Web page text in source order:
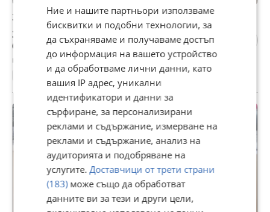
Закачалка за стена от масив
35 €
68,45 лв
гр. Варна, Чаталджа, вчера, 08:20
Закачалки за стена
Ние и нашите партньори използваме
бисквитки и подобни технологии, за
да съхраняваме и получаваме достъп
до информация на вашето устройство
и да обработваме лични данни, като
вашия IP адрес, уникални
идентификатори и данни за
сърфиране, за персонализирани
реклами и съдържание, измерване на
реклами и съдържание, анализ на
аудиторията и подобряване на
услугите.Доставчици от трети страни
(183)може също да обработват
данните ви за тези и други цели,